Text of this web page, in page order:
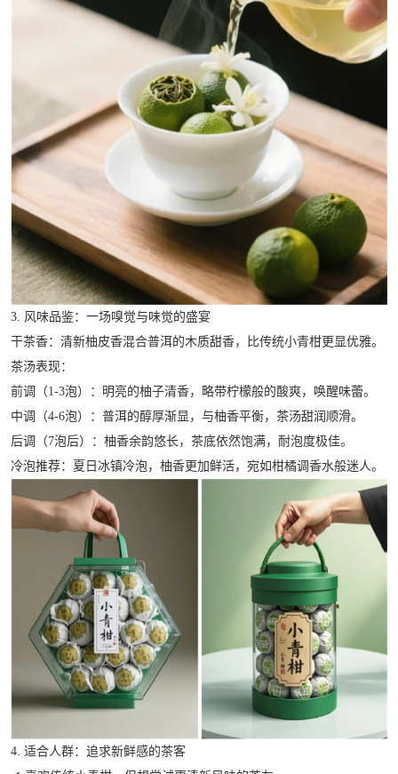
3. 风味品鉴：一场嗅觉与味觉的盛宴
干茶香：清新柚皮香混合普洱的木质甜香，比传统小青柑更显优雅。
茶汤表现：
前调（1-3泡）：明亮的柚子清香，略带柠檬般的酸爽，唤醒味蕾。
中调（4-6泡）：普洱的醇厚渐显，与柚香平衡，茶汤甜润顺滑。
后调（7泡后）：柚香余韵悠长，茶底依然饱满，耐泡度极佳。
冷泡推荐：夏日冰镇冷泡，柚香更加鲜活，宛如柑橘调香水般迷人。
4. 适合人群：追求新鲜感的茶客